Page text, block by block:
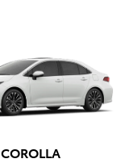
COROLLA